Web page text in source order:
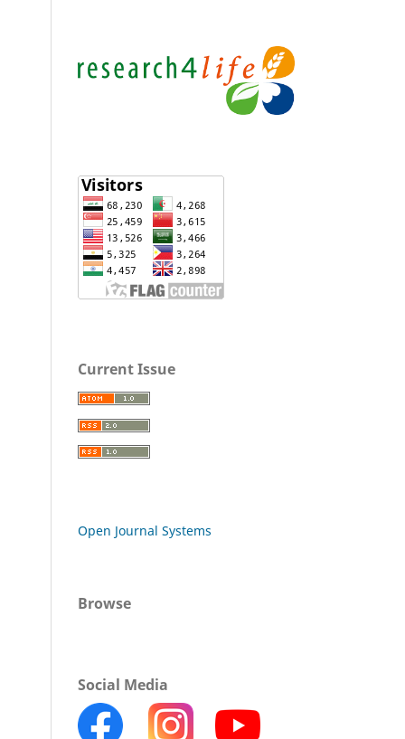
Current Issue
Open Journal Systems
Browse
Social Media